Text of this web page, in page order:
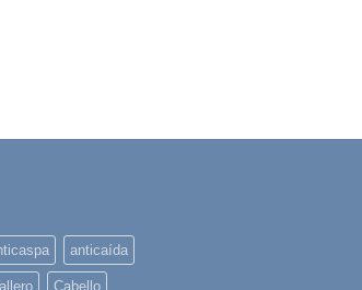
anticaída
Cabello